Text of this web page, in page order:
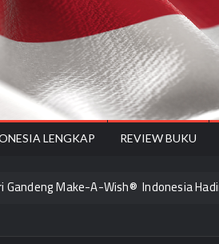
LENGKAP REVIEW BUKU
A-Wish® Indonesia Hadirkan